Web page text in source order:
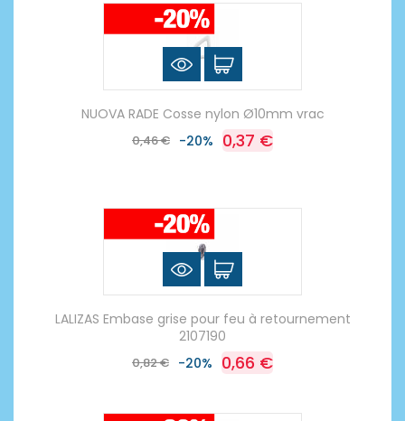
NUOVA RADE Cosse nylon Ø10mm vrac
0,46 € -20% 0,37 €
LALIZAS Embase grise pour feu à retournement
2107190
0,82 € -20% 0,66 €